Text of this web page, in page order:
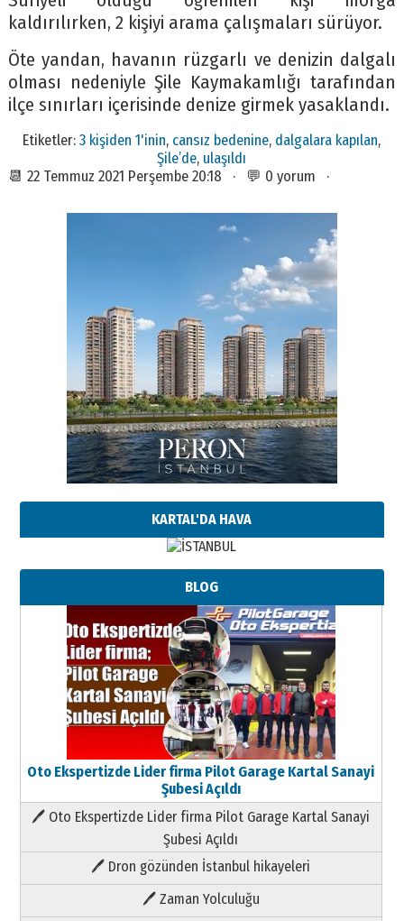
kaldırılırken, 2 kişiyi arama çalışmaları sürüyor.
Öte yandan, havanın rüzgarlı ve denizin dalgalı
olması nedeniyle Şile Kaymakamlığı tarafından
ilçe sınırları içerisinde denize girmek yasaklandı.
Etiketler:3 kişiden 1'inin, cansız bedenine, dalgalara kapılan,
Şile’de, ulaşıldı
📆 22 Temmuz 2021 Perşembe 20:18 · 💬 0 yorum ·
KARTAL'DA HAVA
BLOG
Oto Ekspertizde Lider firma Pilot Garage Kartal Sanayi
Şubesi Açıldı
🖊 Oto Ekspertizde Lider firma Pilot Garage Kartal Sanayi
Şubesi Açıldı
🖊 Dron gözünden İstanbul hikayeleri
🖊 Zaman Yolculuğu